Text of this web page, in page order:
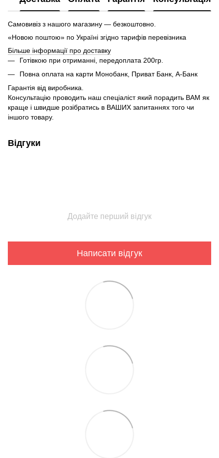
Самовивіз з нашого магазину — безкоштовно.
«Новою поштою» по Україні згідно тарифів перевізника
Більше інформації про доставку
Готівкою при отриманні, передоплата 200гр.
Повна оплата на карти Монобанк, Приват Банк, А-Банк
Гарантія від виробника.
Консультацію проводить наш спеціаліст який порадить ВАМ як
краще і швидше розібратись в ВАШИХ запитаннях того чи
іншого товару.
Відгуки
Додайте перший відгук
Написати відгук